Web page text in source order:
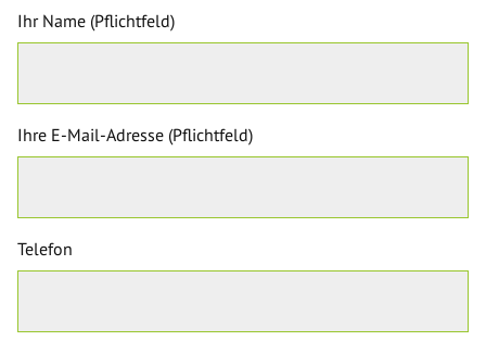
Ihr Name (Pflichtfeld)
Ihre E-Mail-Adresse (Pflichtfeld)
Telefon